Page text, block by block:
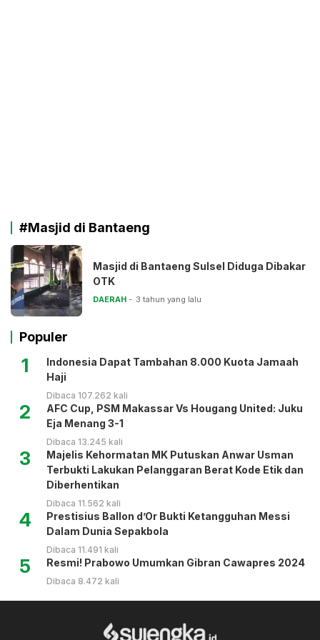
#Masjid di Bantaeng
Masjid di Bantaeng Sulsel Diduga Dibakar
OTK
DAERAH 3 tahun yang lalu
Populer
1
Indonesia Dapat Tambahan 8.000 Kuota Jamaah
Haji
Dibaca 107.262 kali
2
AFC Cup, PSM Makassar Vs Hougang United: Juku
Eja Menang 3-1
Dibaca 13.245 kali
3
Majelis Kehormatan MK Putuskan Anwar Usman
Terbukti Lakukan Pelanggaran Berat Kode Etik dan
Diberhentikan
Dibaca 11.562 kali
4
Prestisius Ballon d’Or Bukti Ketangguhan Messi
Dalam Dunia Sepakbola
Dibaca 11.491 kali
5 Resmi! Prabowo Umumkan Gibran Cawapres 2024
Dibaca 8.472 kali